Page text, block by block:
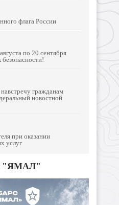
флага России
по 20 сентября
гражданам
новостной
при оказании
услуг
"ЯМАЛ"